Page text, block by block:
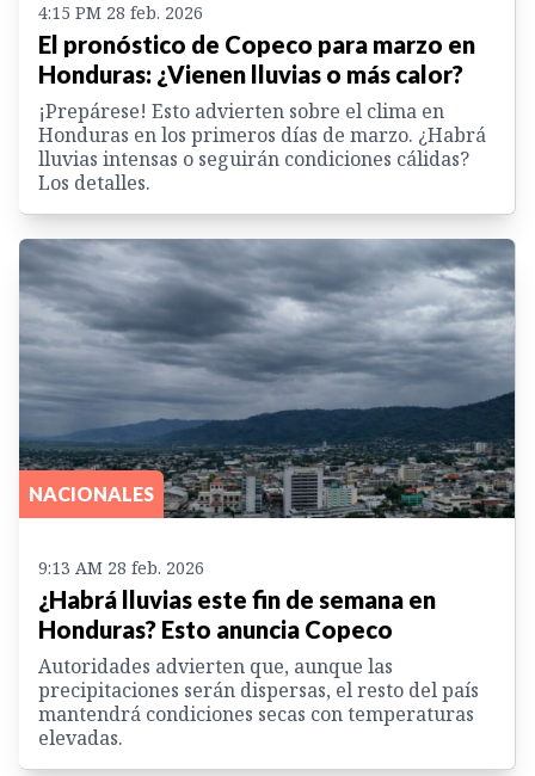
4:15 PM 28 feb. 2026
El pronóstico de Copeco para marzo en
Honduras: ¿Vienen lluvias o más calor?
¡Prepárese! Esto advierten sobre el clima en
Honduras en los primeros días de marzo. ¿Habrá
lluvias intensas o seguirán condiciones cálidas?
Los detalles.
NACIONALES
9:13 AM 28 feb. 2026
¿Habrá lluvias este fin de semana en
Honduras? Esto anuncia Copeco
Autoridades advierten que, aunque las
precipitaciones serán dispersas, el resto del país
mantendrá condiciones secas con temperaturas
elevadas.